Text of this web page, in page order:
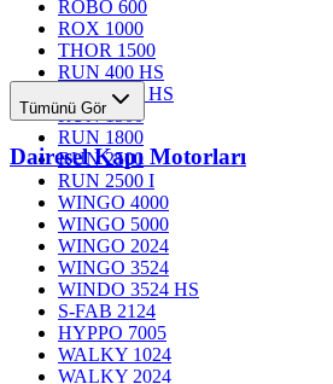
ROBO 600
ROX 1000
THOR 1500
RUN 400 HS
RUN 1200 HS
RUN 1500
RUN 1800
RUN 2500
RUN 2500 I
Tümünü Gör
Dairesel Kapı Motorları
WINGO 4000
WINGO 5000
WINGO 2024
WINGO 3524
WINDO 3524 HS
S-FAB 2124
HYPPO 7005
WALKY 1024
WALKY 2024